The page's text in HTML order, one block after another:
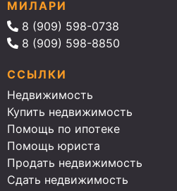
МИЛАРИ
8 (909) 598-0738
8 (909) 598-8850
ССЫЛКИ
Недвижимость
Купить недвижимость
Помощь по ипотеке
Помощь юриста
Продать недвижимость
Сдать недвижимость